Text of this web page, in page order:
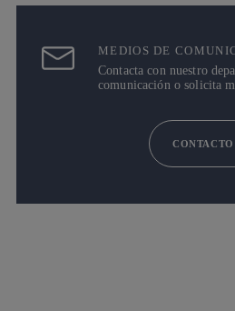
MEDIOS DE
Contacta con nuestro
comunicación o solicita
CONTACTO